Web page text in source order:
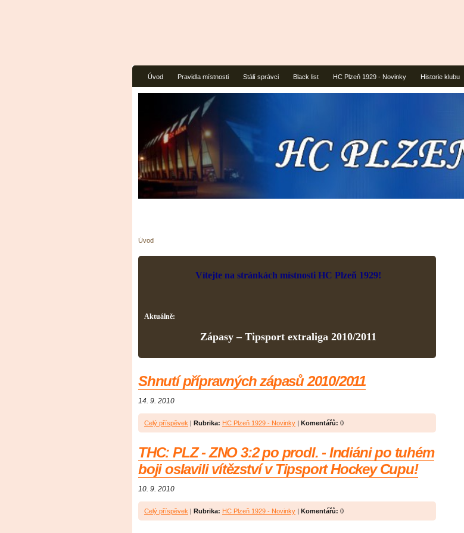
Úvod Pravidla místnosti Stálí správci Black list HC Plzeň 1929 - Novinky Historie klubu
Úvod
Vítejte na stránkách místnosti HC Plzeň 1929!
Aktuálně:
Zápasy – Tipsport extraliga 2010/2011
Shnutí přípravných zápasů 2010/2011
14. 9. 2010
Celý příspěvek | Rubrika: HC Plzeň 1929 - Novinky | Komentářů: 0
THC: PLZ - ZNO 3:2 po prodl. - Indiáni po tuhém
boji oslavili vítězství v Tipsport Hockey Cupu!
10. 9. 2010
Celý příspěvek | Rubrika: HC Plzeň 1929 - Novinky | Komentářů: 0